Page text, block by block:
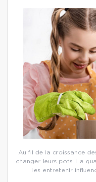
Au fil de la croissance
changer leurs pots. La
les entretenir